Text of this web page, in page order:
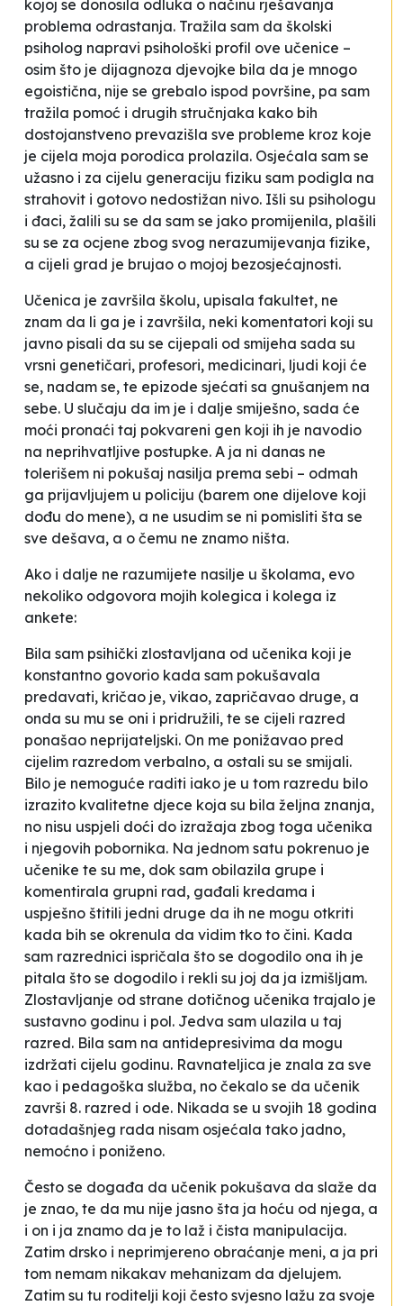
kojoj se donosila odluka o načinu rješavanja
problema odrastanja. Tražila sam da školski
psiholog napravi psihološki profil ove učenice –
osim što je dijagnoza djevojke bila da je mnogo
egoistična, nije se grebalo ispod površine, pa sam
tražila pomoć i drugih stručnjaka kako bih
dostojanstveno prevazišla sve probleme kroz koje
je cijela moja porodica prolazila. Osjećala sam se
užasno i za cijelu generaciju fiziku sam podigla na
strahovit i gotovo nedostižan nivo. Išli su psihologu
i đaci, žalili su se da sam se jako promijenila, plašili
su se za ocjene zbog svog nerazumijevanja fizike,
a cijeli grad je brujao o mojoj bezosjećajnosti.
Učenica je završila školu, upisala fakultet, ne
znam da li ga je i završila, neki komentatori koji su
javno pisali da su se cijepali od smijeha sada su
vrsni genetičari, profesori, medicinari, ljudi koji će
se, nadam se, te epizode sjećati sa gnušanjem na
sebe. U slučaju da im je i dalje smiješno, sada će
moći pronaći taj pokvareni gen koji ih je navodio
na neprihvatljive postupke. A ja ni danas ne
tolerišem ni pokušaj nasilja prema sebi – odmah
ga prijavljujem u policiju (barem one dijelove koji
dođu do mene), a ne usudim se ni pomisliti šta se
sve dešava, a o čemu ne znamo ništa.
Ako i dalje ne razumijete nasilje u školama, evo
nekoliko odgovora mojih kolegica i kolega iz
ankete:
Bila sam psihički zlostavljana od učenika koji je
konstantno govorio kada sam pokušavala
predavati, kričao je, vikao, zapričavao druge, a
onda su mu se oni i pridružili, te se cijeli razred
ponašao neprijateljski. On me ponižavao pred
cijelim razredom verbalno, a ostali su se smijali.
Bilo je nemoguće raditi iako je u tom razredu bilo
izrazito kvalitetne djece koja su bila željna znanja,
no nisu uspjeli doći do izražaja zbog toga učenika
i njegovih pobornika. Na jednom satu pokrenuo je
učenike te su me, dok sam obilazila grupe i
komentirala grupni rad, gađali kredama i
uspješno štitili jedni druge da ih ne mogu otkriti
kada bih se okrenula da vidim tko to čini. Kada
sam razrednici ispričala što se dogodilo ona ih je
pitala što se dogodilo i rekli su joj da ja izmišljam.
Zlostavljanje od strane dotičnog učenika trajalo je
sustavno godinu i pol. Jedva sam ulazila u taj
razred. Bila sam na antidepresivima da mogu
izdržati cijelu godinu. Ravnateljica je znala za sve
kao i pedagoška služba, no čekalo se da učenik
završi 8. razred i ode. Nikada se u svojih 18 godina
dotadašnjeg rada nisam osjećala tako jadno,
nemoćno i poniženo.
Često se događa da učenik pokušava da slaže da
je znao, te da mu nije jasno šta ja hoću od njega, a
i on i ja znamo da je to laž i čista manipulacija.
Zatim drsko i neprimjereno obraćanje meni, a ja pri
tom nemam nikakav mehanizam da djelujem.
Zatim su tu roditelji koji često svjesno lažu za svoje